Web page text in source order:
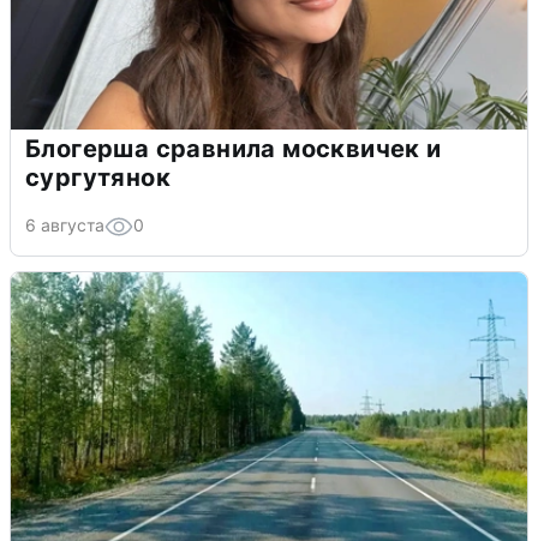
Блогерша сравнила москвичек и
сургутянок
6 августа 0